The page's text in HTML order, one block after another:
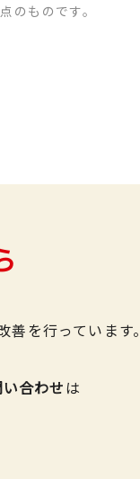
のものです。
を行っています。
合わせは